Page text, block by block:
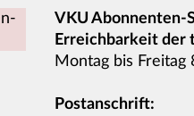
VKU Abonnenten-
Erreichbarkeit der
Montag bis
Postanschrift: